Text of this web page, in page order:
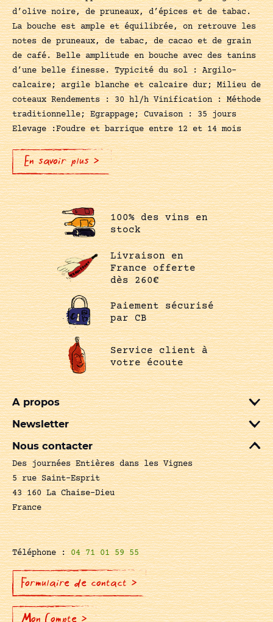
d’olive noire, de pruneaux, d’épices et de tabac.
La bouche est ample et équilibrée, on retrouve les
notes de pruneaux, de tabac, de cacao et de grain
de café. Belle amplitude en bouche avec des tanins
d’une belle finesse. Typicité du sol : Argilo-
calcaire; argile blanche et calcaire dur; Milieu de
coteaux Rendements : 30 hl/h Vinification : Méthode
traditionnelle; Egrappage; Cuvaison : 35 jours
Elevage :Foudre et barrique entre 12 et 14 mois
En savoir plus >
100% des vins en
stock
Livraison en
France offerte
dès 260€
Paiement sécurisé
par CB
Service client à
votre écoute
A propos
Newsletter
Nous contacter
Des journées Entières dans les Vignes
5 rue Saint-Esprit
43 160 La Chaise-Dieu
France
Téléphone :04 71 01 59 55
Formulaire de contact >
Mon Compte >